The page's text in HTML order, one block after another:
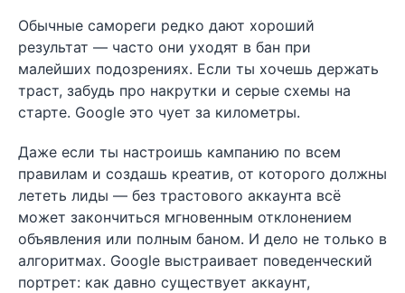
Обычные самореги редко дают хороший
результат — часто они уходят в бан при
малейших подозрениях. Если ты хочешь держать
траст, забудь про накрутки и серые схемы на
старте. Google это чует за километры.
Даже если ты настроишь кампанию по всем
правилам и создашь креатив, от которого должны
лететь лиды — без трастового аккаунта всё
может закончиться мгновенным отклонением
объявления или полным баном. И дело не только в
алгоритмах. Google выстраивает поведенческий
портрет: как давно существует аккаунт,